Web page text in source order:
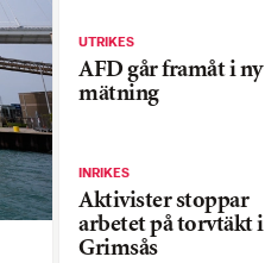
UTRIKES
AFD går framåt i ny
mätning
INRIKES
Aktivister stoppar
arbetet på torvtäkt i
Grimsås